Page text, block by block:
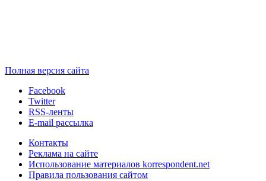
Полная версия сайта
Facebook
Twitter
RSS-ленты
E-mail рассылка
Контакты
Реклама на сайте
Использование материалов korrespondent.net
Правила пользования сайтом